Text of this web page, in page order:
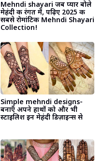
Mehndi shayari जब प्यार बोले
मेहंदी की रंगत में, पढ़िए 2025 की
सबसे रोमांटिक Mehndi Shayari
Collection! ​
Simple mehndi designs-
बनाएँ अपने हाथों को और भी
स्टाइलिश इन मेहंदी डिज़ाइन्स से